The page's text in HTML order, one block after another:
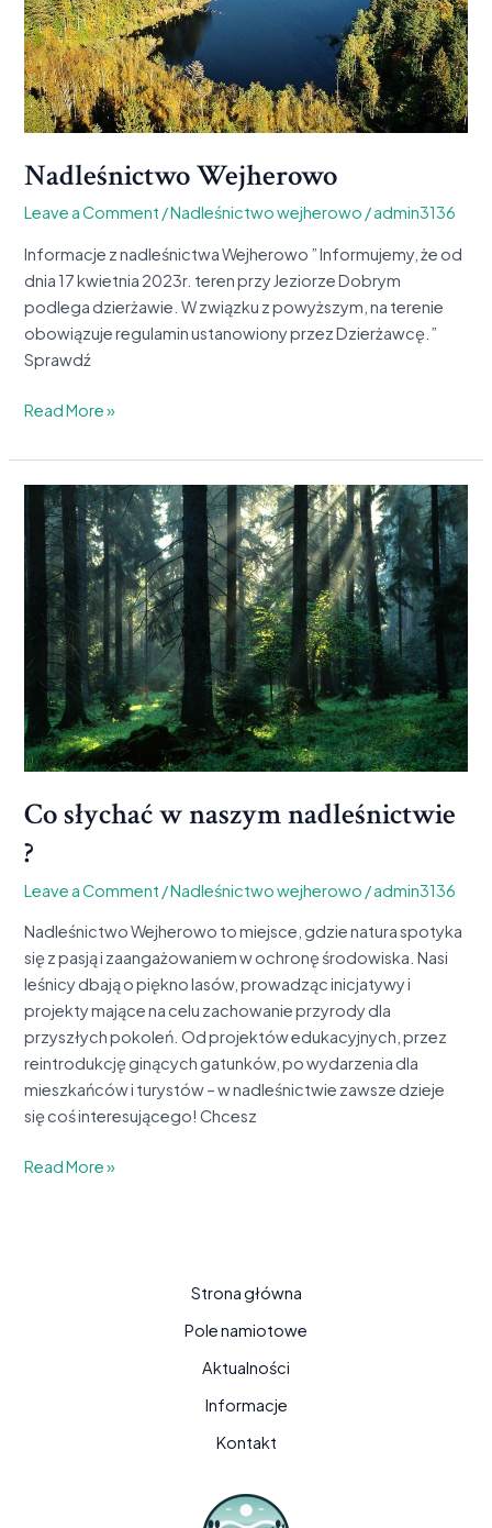
Nadleśnictwo Wejherowo
Leave a Comment /Nadleśnictwo wejherowo /admin3136
Informacje z nadleśnictwa Wejherowo ” Informujemy, że od
dnia 17 kwietnia 2023r. teren przy Jeziorze Dobrym
podlega dzierżawie. W związku z powyższym, na terenie
obowiązuje regulamin ustanowiony przez Dzierżawcę.”
Sprawdź
Read More »
Co słychać w naszym nadleśnictwie
?
Leave a Comment /Nadleśnictwo wejherowo /admin3136
Nadleśnictwo Wejherowo to miejsce, gdzie natura spotyka
się z pasją i zaangażowaniem w ochronę środowiska. Nasi
leśnicy dbają o piękno lasów, prowadząc inicjatywy i
projekty mające na celu zachowanie przyrody dla
przyszłych pokoleń. Od projektów edukacyjnych, przez
reintrodukcję ginących gatunków, po wydarzenia dla
mieszkańców i turystów – w nadleśnictwie zawsze dzieje
się coś interesującego! Chcesz
Co
słychać
w
naszym
nadleśnictwie
?
Read More »
Strona główna
Pole namiotowe
Aktualności
Informacje
Kontakt